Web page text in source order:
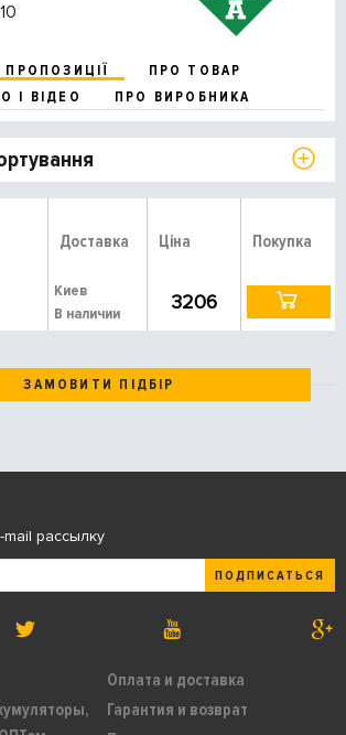
ПРОПОЗИЦІЇ
ПРО ТОВАР
І ВІДЕО
ПРО ВИРОБНИКА
Доставка Ціна Покупка
Киев
В наличии
3206
ЗАМОВИТИ ПІДБІР
Оплата и доставка
Гарантия и возврат
рассылку
ПОДПИСАТЬСЯ